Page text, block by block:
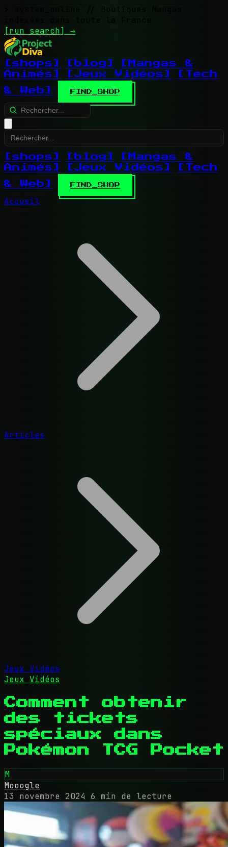
// Boutiques Mangas
indexées dans toute la France
[run search] →
[shops] [blog]
[Mangas &
Animés]
[Jeux Vidéos]
[Tech
& Web]
FIND_SHOP
[shops] [blog]
[Mangas &
Animés]
[Jeux Vidéos]
[Tech
& Web]
FIND_SHOP
Accueil
Articles
Jeux Vidéos
Jeux Vidéos
Comment obtenir
des tickets
spéciaux dans
Pokémon TCG Pocket
M
Mooogle
13 novembre 2024 6 min de lecture